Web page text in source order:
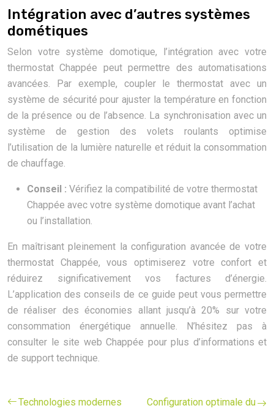
Intégration avec d’autres systèmes
dométiques
Selon votre système domotique, l’intégration avec votre
thermostat Chappée peut permettre des automatisations
avancées. Par exemple, coupler le thermostat avec un
système de sécurité pour ajuster la température en fonction
de la présence ou de l’absence. La synchronisation avec un
système de gestion des volets roulants optimise
l’utilisation de la lumière naturelle et réduit la consommation
de chauffage.
Conseil : Vérifiez la compatibilité de votre thermostat
Chappée avec votre système domotique avant l’achat
ou l’installation.
En maîtrisant pleinement la configuration avancée de votre
thermostat Chappée, vous optimiserez votre confort et
réduirez significativement vos factures d’énergie.
L’application des conseils de ce guide peut vous permettre
de réaliser des économies allant jusqu’à 20% sur votre
consommation énergétique annuelle. N’hésitez pas à
consulter le site web Chappée pour plus d’informations et
de support technique.
Technologies modernes
Configuration optimale du